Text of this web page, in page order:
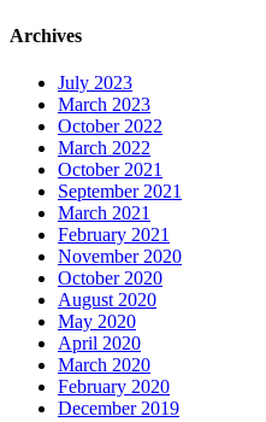
Archives
July 2023
March 2023
October 2022
March 2022
October 2021
September 2021
March 2021
February 2021
November 2020
October 2020
August 2020
May 2020
April 2020
March 2020
February 2020
December 2019